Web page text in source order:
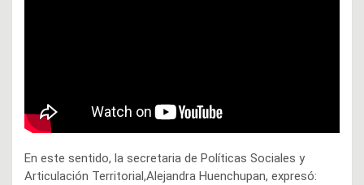
En este sentido, la secretaria de Políticas Sociales y
Articulación Territorial,Alejandra Huenchupan, expresó: